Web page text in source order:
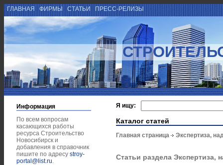
ГЛАВНАЯ ФИРМЫ СТАТЬИ ПРЕСС-РЕЛИЗЫ
Информация
По всем вопросам
касающихся работы
ресурса Строительство
Новосибирск и
добавления в справочник
пишите по адресу stroy-
portal@list.ru.
Я ищу:
Каталог статей
Главная страница Экспертиза,
Статьи раздела Экспертиза,